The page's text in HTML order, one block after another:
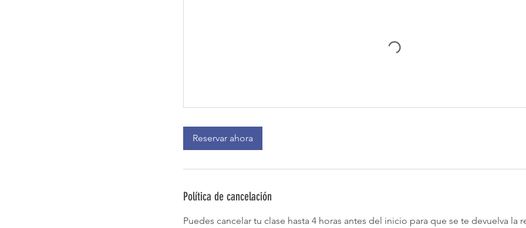
Reservar ahora
Política de cancelación
Puedes cancelar tu clase hasta 4 horas antes del inicio para que se te devuelva la